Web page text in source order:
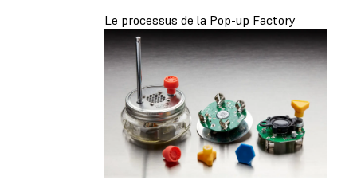
Le processus de la Pop-up Factory